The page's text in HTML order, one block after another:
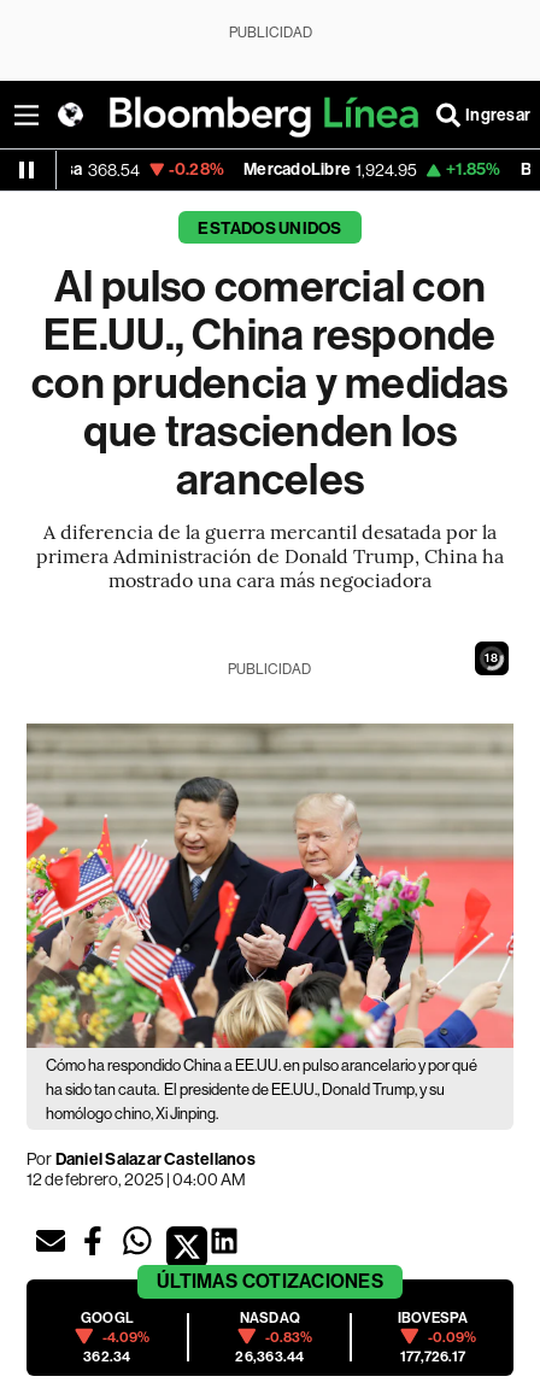
PUBLICIDAD
Ingresar
-0.28% MercadoLibre 1,924.95 +1.85% Banco de
ESTADOS UNIDOS
Al pulso comercial con
EE.UU., China responde
con prudencia y medidas
que trascienden los
aranceles
A diferencia de la guerra mercantil desatada por la
primera Administración de Donald Trump, China ha
mostrado una cara más negociadora
17
PUBLICIDAD
Cómo ha respondido China a EE.UU. en pulso arancelario y por qué
ha sido tan cauta. El presidente de EE.UU., Donald Trump, y su
homólogo chino, Xi Jinping.
PorDaniel Salazar Castellanos
12 de febrero, 2025 | 04:00 AM
ÚLTIMAS COTIZACIONES
GOOGL
-4.09%
362.34
NASDAQ
-0.83%
26,363.44
IBOVESPA
-0.09%
177,726.17